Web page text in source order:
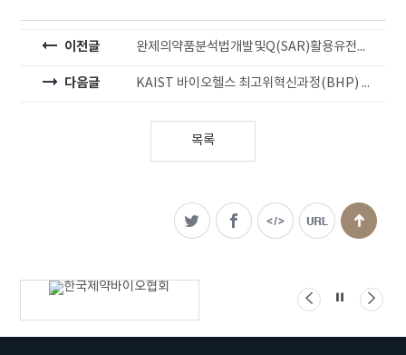
이전글 완제의약품분석법개발및Q(SAR)활용유전독성평가
다음글 KAIST 바이오헬스 최고위혁신과정(BHP) 제13기 모집 안내
목록
관련기관
배너모음
배너
배너 배너